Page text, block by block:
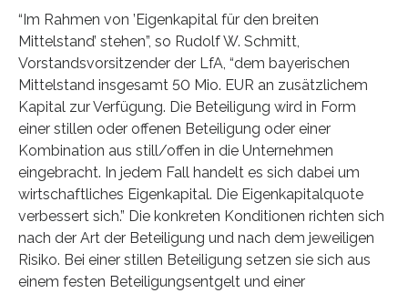
“Im Rahmen von ’Eigenkapital für den breiten
Mittelstand’ stehen”, so Rudolf W. Schmitt,
Vorstandsvorsitzender der LfA, “dem bayerischen
Mittelstand insgesamt 50 Mio. EUR an zusätzlichem
Kapital zur Verfügung. Die Beteiligung wird in Form
einer stillen oder offenen Beteiligung oder einer
Kombination aus still/offen in die Unternehmen
eingebracht. In jedem Fall handelt es sich dabei um
wirtschaftliches Eigenkapital. Die Eigenkapitalquote
verbessert sich.” Die konkreten Konditionen richten sich
nach der Art der Beteiligung und nach dem jeweiligen
Risiko. Bei einer stillen Beteiligung setzen sie sich aus
einem festen Beteiligungsentgelt und einer